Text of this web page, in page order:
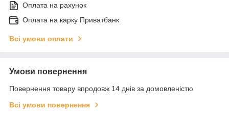
Оплата на рахунок
Оплата на карку Приватбанк
Всі умови оплати
Умови повернення
Повернення товару впродовж 14 днів за домовленістю
Всі умови повернення